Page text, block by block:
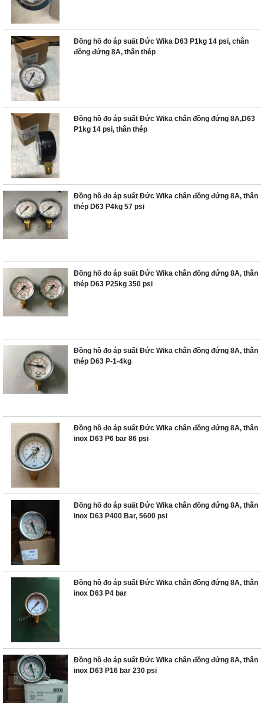
Đồng hồ đo áp suất Đức Wika D63 P1kg 14 psi, chân
đồng đứng 8A, thân thép
Đồng hồ đo áp suất Đức Wika chân đồng đứng 8A,D63
P1kg 14 psi, thân thép
Đồng hồ đo áp suất Đức Wika chân đồng đứng 8A, thân
thép D63 P4kg 57 psi
Đồng hồ đo áp suất Đức Wika chân đồng đứng 8A, thân
thép D63 P25kg 350 psi
Đồng hồ đo áp suất Đức Wika chân đồng đứng 8A, thân
thép D63 P-1-4kg
Đồng hồ đo áp suất Đức Wika chân đồng đứng 8A, thân
inox D63 P6 bar 86 psi
Đồng hồ đo áp suất Đức Wika chân đồng đứng 8A, thân
inox D63 P400 Bar, 5600 psi
Đồng hồ đo áp suất Đức Wika chân đồng đứng 8A, thân
inox D63 P4 bar
Đồng hồ đo áp suất Đức Wika chân đồng đứng 8A, thân
inox D63 P16 bar 230 psi